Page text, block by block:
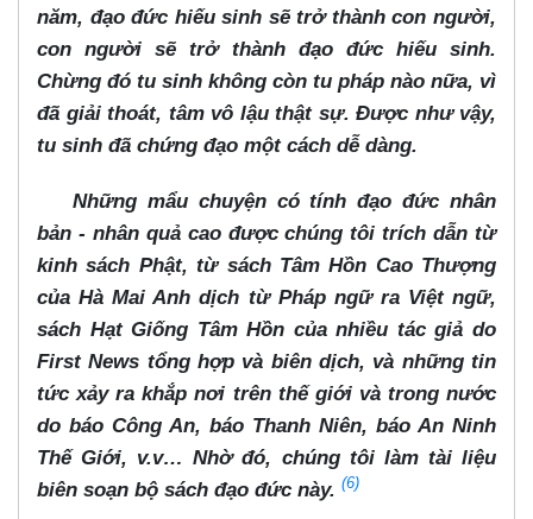
năm, đạo đức hiếu sinh sẽ trở thành con người,
con người sẽ trở thành đạo đức hiếu sinh.
Chừng đó tu sinh không còn tu pháp nào nữa, vì
đã giải thoát, tâm vô lậu thật sự. Được như vậy,
tu sinh đã chứng đạo một cách dễ dàng.
Những mẩu chuyện có tính đạo đức nhân
bản - nhân quả cao được chúng tôi trích dẫn từ
kinh sách Phật, từ sách Tâm Hồn Cao Thượng
của Hà Mai Anh dịch từ Pháp ngữ ra Việt ngữ,
sách Hạt Giống Tâm Hồn của nhiều tác giả do
First News tổng hợp và biên dịch, và những tin
tức xảy ra khắp nơi trên thế giới và trong nước
do báo Công An, báo Thanh Niên, báo An Ninh
Thế Giới, v.v…​ Nhờ đó, chúng tôi làm tài liệu
biên soạn bộ sách đạo đức này. (6)